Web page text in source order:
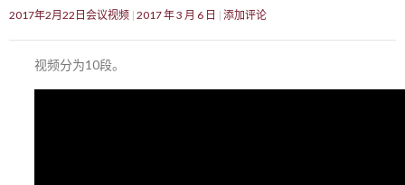
2017年2月22日会议视频 2017 年 3 月 6 日 添加评论
视频分为10段。